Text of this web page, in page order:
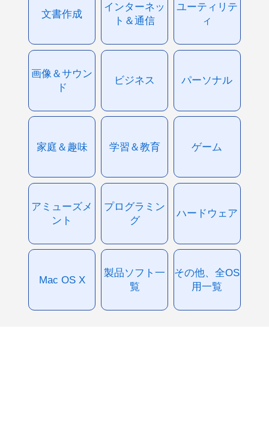
文書作成
インターネッ
ト＆通信
ユーティリテ
ィ
画像＆サウン
ド
ビジネス パーソナル
家庭＆趣味 学習＆教育 ゲーム
アミューズメ
ント
プログラミン
グ
ハードウェア
Mac OS X
製品ソフト一
覧
その他、全OS
用一覧